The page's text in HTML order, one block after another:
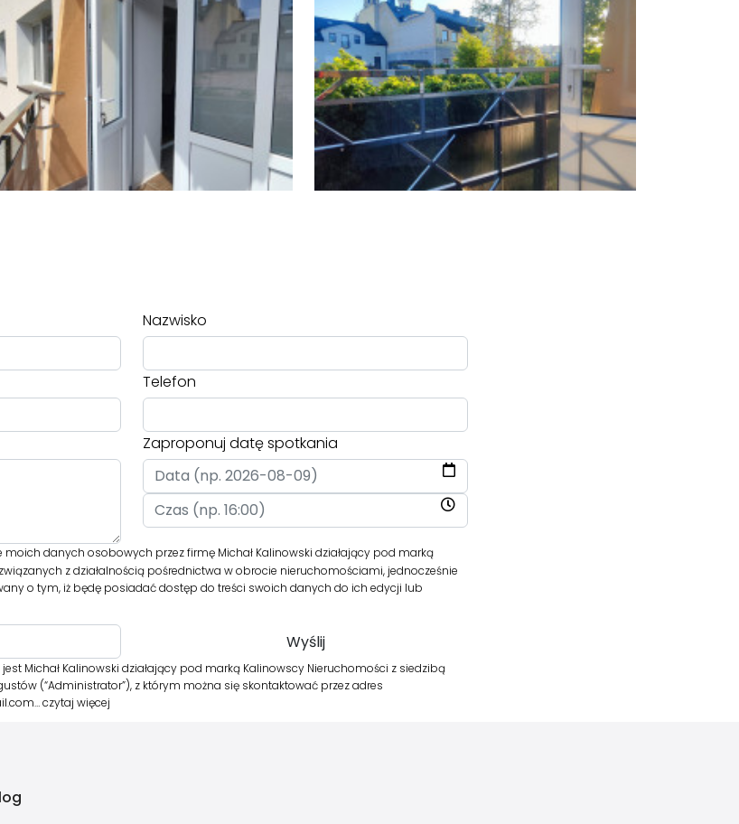
Nazwisko
Telefon
Zaproponuj datę spotkania
moich danych osobowych przez firmę Michał Kalinowski działający pod marką
z działalnością pośrednictwa w obrocie nieruchomościami, jednocześnie
o tym, iż będę posiadać dostęp do treści swoich danych do ich edycji lub
Michał Kalinowski działający pod marką Kalinowscy Nieruchomości z siedzibą
(“Administrator”), z którym można się skontaktować przez adres
czytaj więcej